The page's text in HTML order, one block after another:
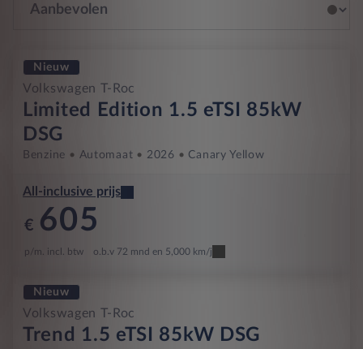
Nieuw
Volkswagen T-Roc
Limited Edition 1.5 eTSI 85kW
DSG
Benzine Automaat 2026 Canary Yellow
All-inclusive prijs
€ 605
p/m. incl. btw o.b.v 72 mnd en 5,000 km/j
Nieuw
Volkswagen T-Roc
Trend 1.5 eTSI 85kW DSG